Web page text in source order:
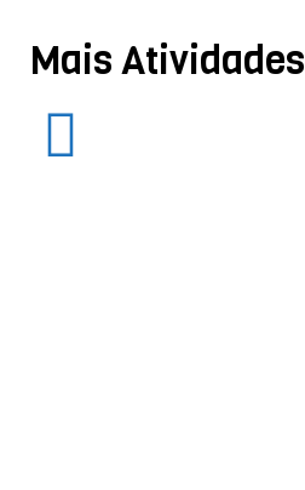
Mais Atividades